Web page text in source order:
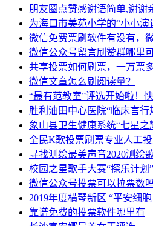
朋友圈点赞感谢语简单,谢谢
为海口市美苑小学的“小小
微信免费票刷软件有没有，
微信公众号留言刷赞群哪里
共享投票如何刷票，一万票
微信文章怎么刷阅读量？
“最有范教室”评选开始啦！
胜利油田中心医院“临床言
象山县卫生健康系统“七星
全民K歌投票刷票专业人工投
寻找测绘最美声音2020测绘
校园之星歌手大赛“探乐计划
微信公众号投票可以拉票数
2019年度横琴新区 “平安细
靠谱免费的投票软件哪里有